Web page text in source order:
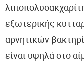
εξωτερικής
αρνητικών
είναι υψηλά στο